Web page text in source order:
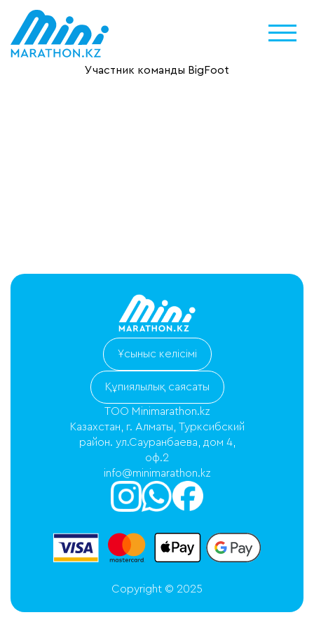
Участник команды BigFoot
Ұсыныс келісімі
Құпиялылық саясаты
ТОО Minimarathon.kz
Казахстан, г. Алматы, Турксибский
район. ул.Сауранбаева, дом 4,
оф.2
info@minimarathon.kz
Copyright © 2025